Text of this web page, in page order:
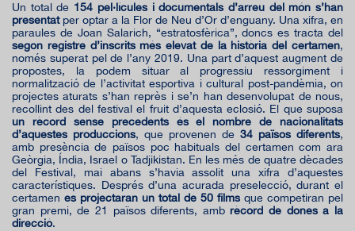
Un total de 154 pel·lícules i documentals d’arreu del món s’han
presentatper optar a la Flor de Neu d’Or d’enguany. Una xifra, en
paraules de Joan Salarich, “estratosfèrica”, doncs es tracta del
segon registre d’inscrits més elevat de la història del certamen,
només superat pel de l’any 2019. Una part d’aquest augment de
propostes, la podem situar al progressiu ressorgiment i
normalització de l’activitat esportiva i cultural post-pandèmia, on
projectes aturats s’han reprès i se’n han desenvolupat de nous,
recollint des del festival el fruit d’aquesta eclosió. El que suposa
un rècord sense precedents és el nombre de nacionalitats
d’aquestes produccions, que provenen de 34 països diferents,
amb presència de països poc habituals del certamen com ara
Geòrgia, Índia, Israel o Tadjikistan. En les més de quatre dècades
del Festival, mai abans s’havia assolit una xifra d’aquestes
característiques. Després d’una acurada preselecció, durant el
certamen es projectaran un total de 50 films que competiran pel
gran premi, de 21 països diferents, ambrècord de dones a la
direcció.